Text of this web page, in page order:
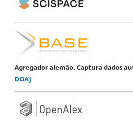
Agregador alemão. Captura dados
DOAJ